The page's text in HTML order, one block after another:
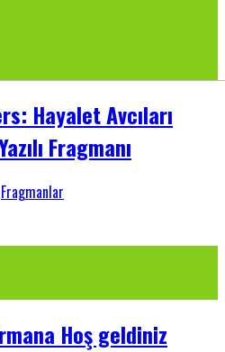
Hayalet Avcıları
Fragmanı
Fragmanlar
Hoş geldiniz